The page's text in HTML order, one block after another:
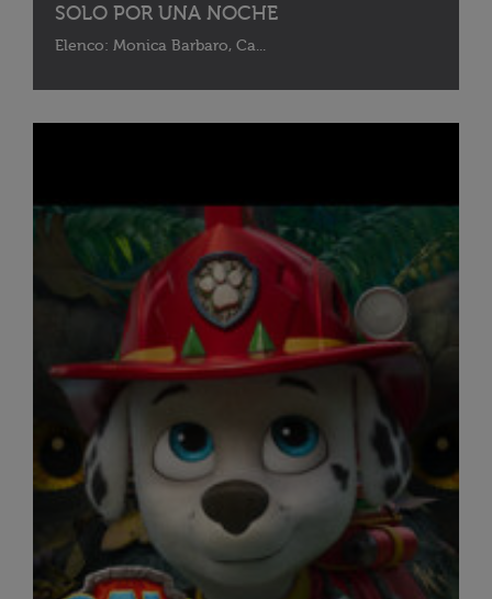
SOLO POR UNA NOCHE
Elenco: Monica Barbaro, Ca...